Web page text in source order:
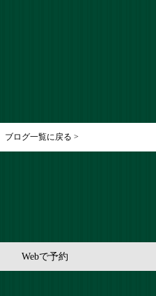
ブログ一覧に戻る >
Webで予約